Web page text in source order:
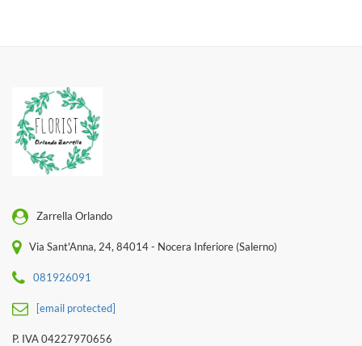
Zarrella Orlando
Via Sant'Anna, 24, 84014 - Nocera Inferiore (Salerno)
081926091
[email protected]
P. IVA 04227970656